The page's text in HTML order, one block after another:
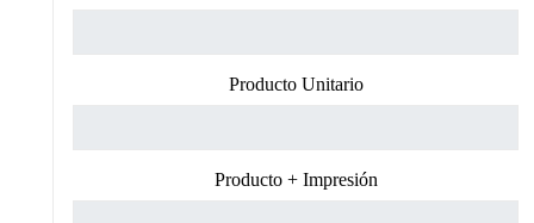
Producto Unitario
Producto + Impresión